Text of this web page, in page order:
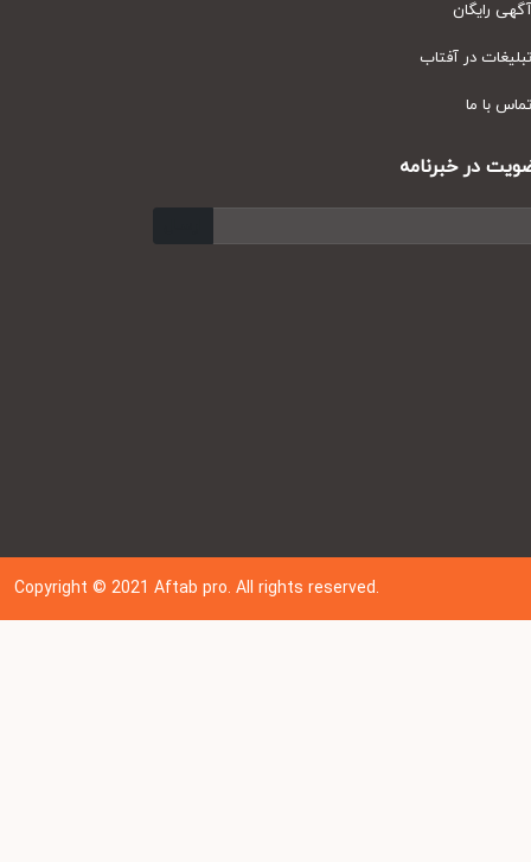
رایگان
در آفتاب
با ما
در خبرنامه
Copyright © 202 1Aftab pro. All rights reserved.